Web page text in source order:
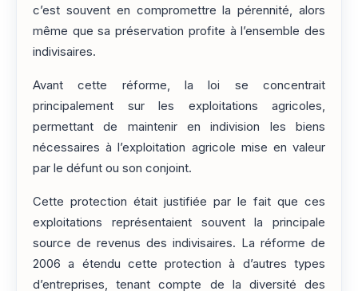
c’est souvent en compromettre la pérennité, alors
même que sa préservation profite à l’ensemble des
indivisaires.
Avant cette réforme, la loi se concentrait
principalement sur les exploitations agricoles,
permettant de maintenir en indivision les biens
nécessaires à l’exploitation agricole mise en valeur
par le défunt ou son conjoint.
Cette protection était justifiée par le fait que ces
exploitations représentaient souvent la principale
source de revenus des indivisaires. La réforme de
2006 a étendu cette protection à d’autres types
d’entreprises, tenant compte de la diversité des